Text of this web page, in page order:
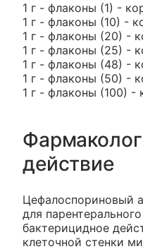
1 г - флаконы (1) -
1 г - флаконы (10) -
1 г - флаконы (20) -
1 г - флаконы (25) -
1 г - флаконы (48) -
1 г - флаконы (50) -
1 г - флаконы (100) -
действие
Цефалоспориновый
для
бактерицидное
клеточной стенки